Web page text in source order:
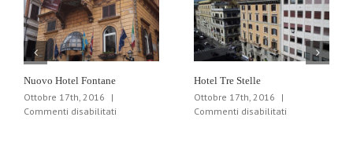
Nuovo Hotel Fontane
Ottobre 17th, 2016
|
Commenti disabilitati
Hotel Tre Stelle
Ottobre 17th, 2016
|
Commenti disabilitati